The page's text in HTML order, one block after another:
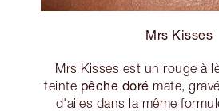
Mrs Kisses
Mrs Kisses est un rouge à
teinte pêche doré mate,
d'ailes dans la même